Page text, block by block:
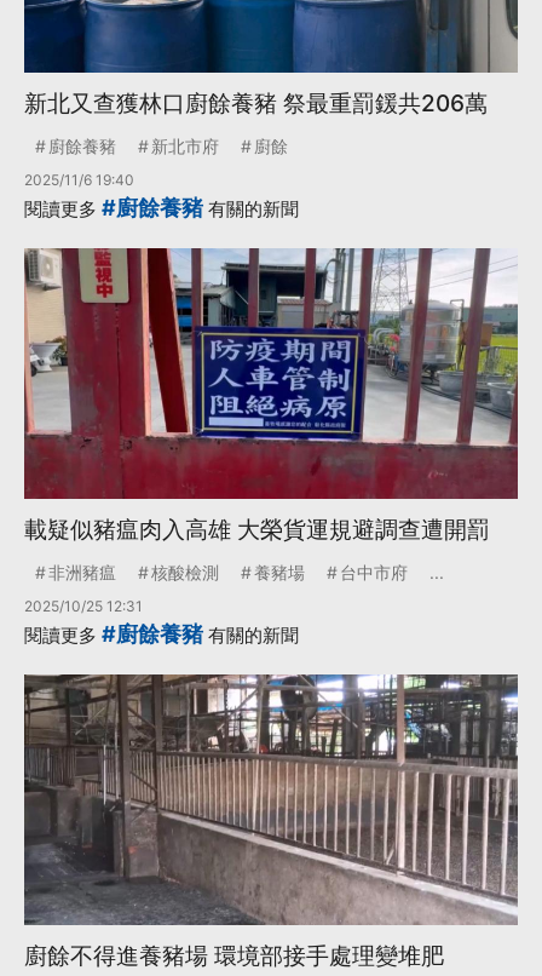
新北又查獲林口廚餘養豬 祭最重罰鍰共206萬
廚餘養豬 新北市府 廚餘
2025/11/6 19:40
閱讀更多 #廚餘養豬 有關的新聞
載疑似豬瘟肉入高雄 大榮貨運規避調查遭開罰
非洲豬瘟 核酸檢測 養豬場 台中市府 ...
2025/10/25 12:31
閱讀更多 #廚餘養豬 有關的新聞
廚餘不得進養豬場 環境部接手處理變堆肥